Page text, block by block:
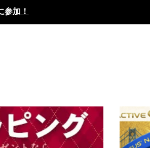
参加！